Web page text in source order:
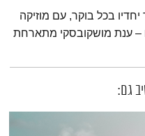
בכל בוקר, עם מוזיקה
– ענת מושקובסקי מתארחת
גם: